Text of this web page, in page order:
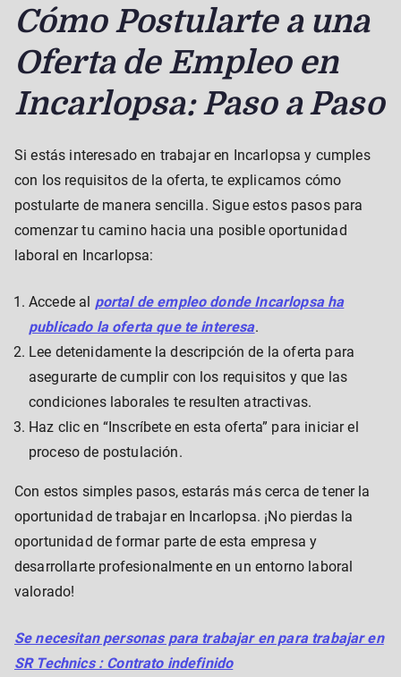
Cómo Postularte a una
Oferta de Empleo en
Incarlopsa: Paso a Paso
Si estás interesado en trabajar en Incarlopsa y cumples
con los requisitos de la oferta, te explicamos cómo
postularte de manera sencilla. Sigue estos pasos para
comenzar tu camino hacia una posible oportunidad
laboral en Incarlopsa:
Accede al portal de empleo donde Incarlopsa ha
publicado la oferta que te interesa.
Lee detenidamente la descripción de la oferta para
asegurarte de cumplir con los requisitos y que las
condiciones laborales te resulten atractivas.
Haz clic en “Inscríbete en esta oferta” para iniciar el
proceso de postulación.
Con estos simples pasos, estarás más cerca de tener la
oportunidad de trabajar en Incarlopsa. ¡No pierdas la
oportunidad de formar parte de esta empresa y
desarrollarte profesionalmente en un entorno laboral
valorado!
Se necesitan personas para trabajar en para trabajar en
SR Technics : Contrato indefinido